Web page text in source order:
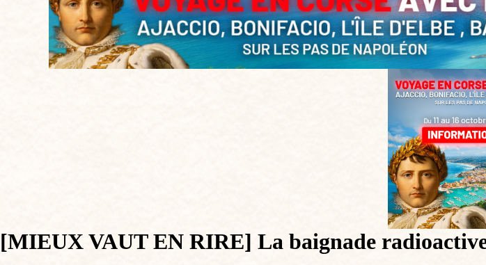
[MIEUX VAUT EN RIRE] La baignade